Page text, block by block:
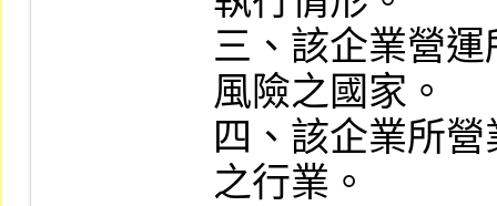
三、該企業營
風險之國家。
四、該企業所
之行業。